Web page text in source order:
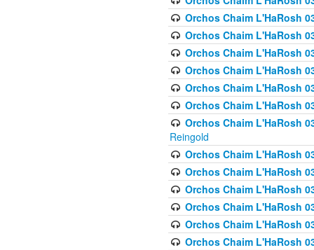
Orchos Chaim L'HaRosh
Orchos Chaim L'HaRosh
Orchos Chaim L'HaRosh
Orchos Chaim L'HaRosh
Orchos Chaim L'HaRosh
Orchos Chaim L'HaRosh
Orchos Chaim L'HaRosh
Reingold
Orchos Chaim L'HaRosh
Orchos Chaim L'HaRosh
Orchos Chaim L'HaRosh
Orchos Chaim L'HaRosh
Orchos Chaim L'HaRosh
Orchos Chaim L'HaRosh